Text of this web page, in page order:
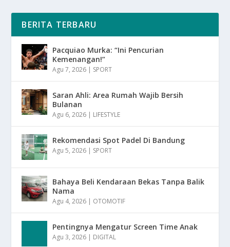
BERITA TERBARU
Pacquiao Murka: “Ini Pencurian
Kemenangan!”
Agu 7, 2026 SPORT
Saran Ahli: Area Rumah Wajib Bersih
Bulanan
Agu 6, 2026 LIFESTYLE
Rekomendasi Spot Padel Di Bandung
Agu 5, 2026 SPORT
Bahaya Beli Kendaraan Bekas Tanpa Balik
Nama
Agu 4, 2026 OTOMOTIF
Pentingnya Mengatur Screen Time Anak
Agu 3, 2026 DIGITAL